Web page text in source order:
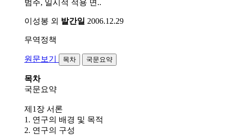
범주, 일시적 적용 면..
이성봉 외 발간일 2006.12.29
무역정책
원문보기 목차 국문요약
목차
국문요약
제1장 서론
1. 연구의 배경 및 목적
2. 연구의 구성